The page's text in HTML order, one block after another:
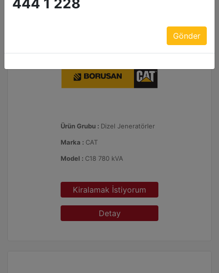
Ürün Grubu : Dizel Jeneratörler
Marka : CAT
Model : C18 780 kVA
Kiralamak İstiyorum
Detay
444 1 228
Gönder